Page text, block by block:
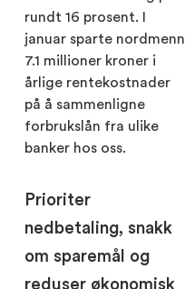
rundt 16 prosent. I
januar sparte nordmenn
7.1 millioner kroner i
årlige rentekostnader
på å sammenligne
forbrukslån fra ulike
banker hos oss.
Prioriter
nedbetaling, snakk
om sparemål og
reduser økonomisk